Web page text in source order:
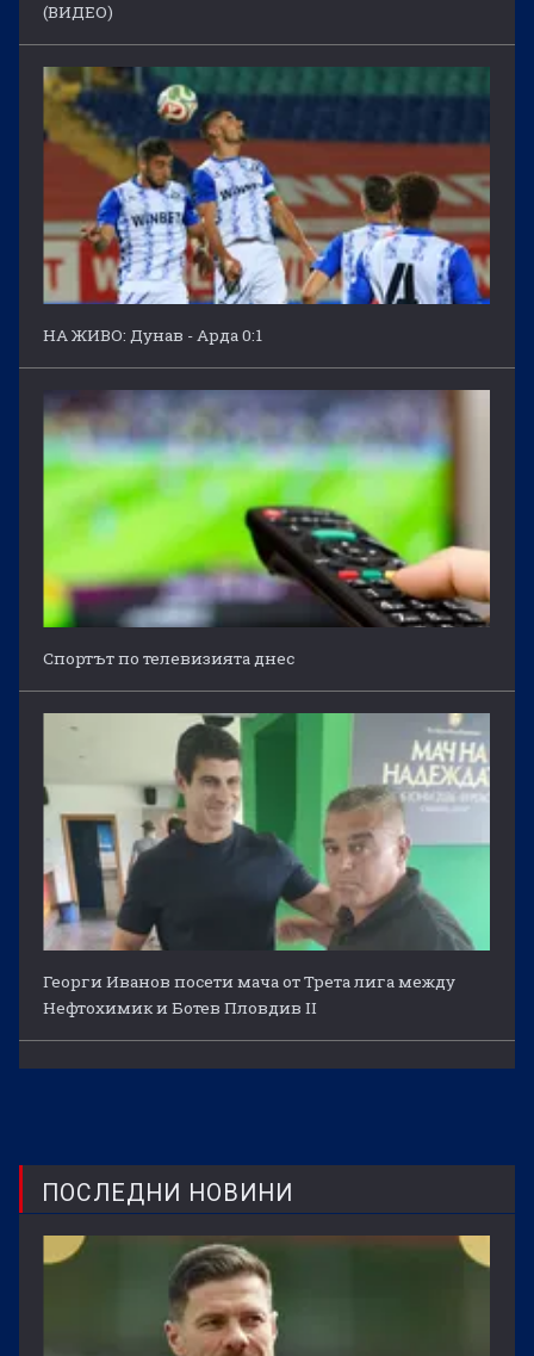
(ВИДЕО)
НА ЖИВО: Дунав - Арда 0:1
Спортът по телевизията днес
Георги Иванов посети мача от Трета лига между
Нефтохимик и Ботев Пловдив II
ПОСЛЕДНИ НОВИНИ